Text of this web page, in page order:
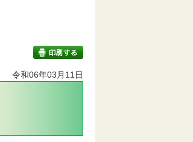
令和06年03月11日